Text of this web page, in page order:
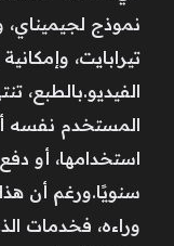
نموذج
تيرابايت،
الفيديو.بالطبع،
المستخدم نفسه
سنويًا.ورغم أن
وراءه، فخدمات